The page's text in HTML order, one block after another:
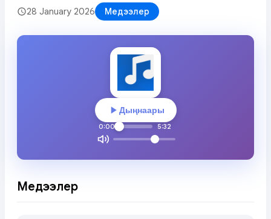
28 January 2026 Медээлер
Дыңнаары
0:00 5:32
Медээлер